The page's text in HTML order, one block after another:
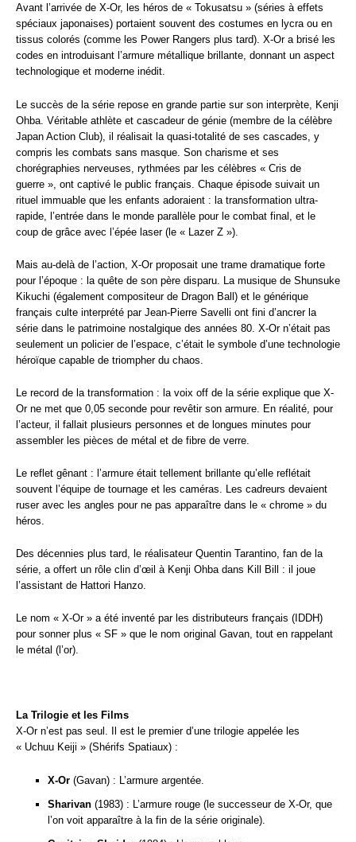
Avant l’arrivée de X-Or, les héros de « Tokusatsu » (séries à effets
spéciaux japonaises) portaient souvent des costumes en lycra ou en
tissus colorés (comme les Power Rangers plus tard). X-Or a brisé les
codes en introduisant l’armure métallique brillante, donnant un aspect
technologique et moderne inédit.
Le succès de la série repose en grande partie sur son interprète, Kenji
Ohba. Véritable athlète et cascadeur de génie (membre de la célèbre
Japan Action Club), il réalisait la quasi-totalité de ses cascades, y
compris les combats sans masque. Son charisme et ses
chorégraphies nerveuses, rythmées par les célèbres « Cris de
guerre », ont captivé le public français. Chaque épisode suivait un
rituel immuable que les enfants adoraient : la transformation ultra-
rapide, l’entrée dans le monde parallèle pour le combat final, et le
coup de grâce avec l’épée laser (le « Lazer Z »).
Mais au-delà de l’action, X-Or proposait une trame dramatique forte
pour l’époque : la quête de son père disparu. La musique de Shunsuke
Kikuchi (également compositeur de Dragon Ball) et le générique
français culte interprété par Jean-Pierre Savelli ont fini d’ancrer la
série dans le patrimoine nostalgique des années 80. X-Or n’était pas
seulement un policier de l’espace, c’était le symbole d’une technologie
héroïque capable de triompher du chaos.
Le record de la transformation : la voix off de la série explique que X-
Or ne met que 0,05 seconde pour revêtir son armure. En réalité, pour
l’acteur, il fallait plusieurs personnes et de longues minutes pour
assembler les pièces de métal et de fibre de verre.
Le reflet gênant : l’armure était tellement brillante qu’elle reflétait
souvent l’équipe de tournage et les caméras. Les cadreurs devaient
ruser avec les angles pour ne pas apparaître dans le « chrome » du
héros.
Des décennies plus tard, le réalisateur Quentin Tarantino, fan de la
série, a offert un rôle clin d’œil à Kenji Ohba dans Kill Bill : il joue
l’assistant de Hattori Hanzo.
Le nom « X-Or » a été inventé par les distributeurs français (IDDH)
pour sonner plus « SF » que le nom original Gavan, tout en rappelant
le métal (l’or).
La Trilogie et les Films
X-Or n’est pas seul. Il est le premier d’une trilogie appelée les
« Uchuu Keiji » (Shérifs Spatiaux) :
X-Or (Gavan) : L’armure argentée.
Sharivan (1983) : L’armure rouge (le successeur de X-Or, que
l’on voit apparaître à la fin de la série originale).